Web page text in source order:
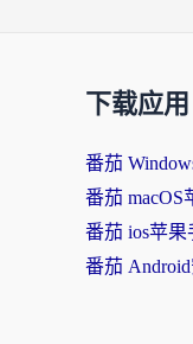
下载应用
番茄
番茄 macOS
番茄 ios苹果
番茄